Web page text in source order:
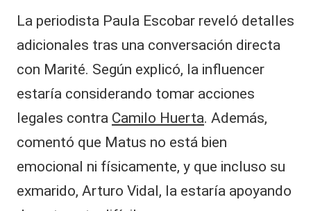
La periodista Paula Escobar reveló detalles
adicionales tras una conversación directa
con Marité. Según explicó, la influencer
estaría considerando tomar acciones
legales contra Camilo Huerta. Además,
comentó que Matus no está bien
emocional ni físicamente, y que incluso su
exmarido, Arturo Vidal, la estaría apoyando